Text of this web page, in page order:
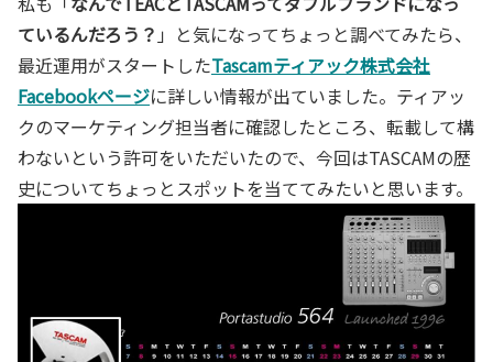
ているんだろう？ 」と気になってちょっと調べてみたら、
最近運用がスタートしたTascamティアック株式会社
Facebookページに詳しい情報が出ていました。ティアッ
クのマーケティング担当者に確認したところ、転載して構
わないという許可をいただいたので、今回はTASCAMの歴
史についてちょっとスポットを当ててみたいと思います。